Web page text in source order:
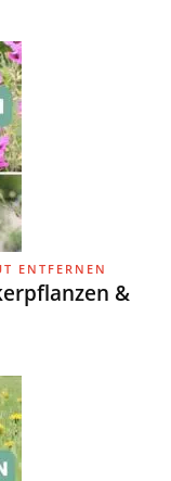
ENTFERNEN
&